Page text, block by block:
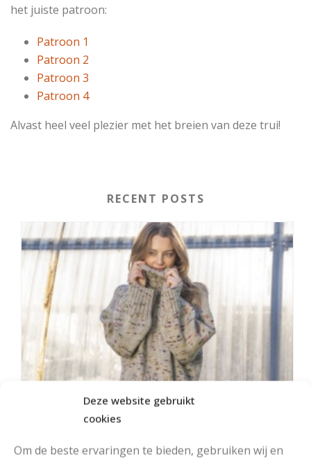
Deze website gebruikt
cookies
Om de beste ervaringen te bieden, gebruiken wij en
het juiste patroon:
Patroon 1
Patroon 2
Patroon 3
Patroon 4
Alvast heel veel plezier met het breien van deze trui!
RECENT POSTS